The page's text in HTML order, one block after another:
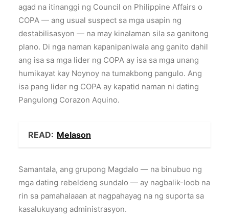
agad na itinanggi ng Council on Philippine Affairs o
COPA — ang usual suspect sa mga usapin ng
destabilisasyon — na may kinalaman sila sa ganitong
plano. Di nga naman kapanipaniwala ang ganito dahil
ang isa sa mga lider ng COPA ay isa sa mga unang
humikayat kay Noynoy na tumakbong pangulo. Ang
isa pang lider ng COPA ay kapatid naman ni dating
Pangulong Corazon Aquino.
READ: Melason
Samantala, ang grupong Magdalo — na binubuo ng
mga dating rebeldeng sundalo — ay nagbalik-loob na
rin sa pamahalaaan at nagpahayag na ng suporta sa
kasalukuyang administrasyon.